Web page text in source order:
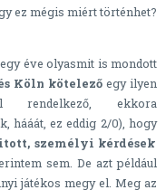
ez mégis miért történhet?
éve olyasmit is mondott
Köln kötelező egy ilyen
rendelkező, ekkora
hááát, ez eddig 2/0), hogy
személyi kérdések
sem. De azt például
játékos megy el. Meg az